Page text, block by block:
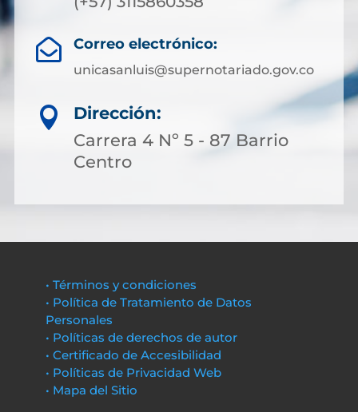
 Correo electrónico:
unicasanluis@supernotariado.gov.co

Dirección:
Carrera 4 Nº 5 - 87 Barrio
Centro
• Términos y condiciones
• Política de Tratamiento de Datos
Personales
• Políticas de derechos de autor
• Certificado de Accesibilidad
• Políticas de Privacidad Web
• Mapa del Sitio